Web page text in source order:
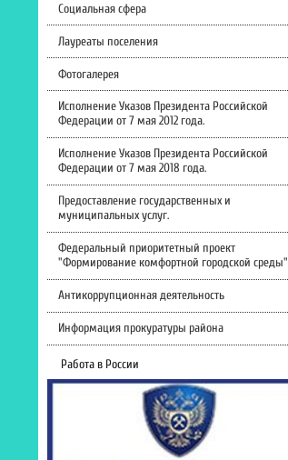
Социальная сфера
Лауреаты поселения
Фотогалерея
Исполнение Указов Президента Российской
Федерации от 7 мая 2012 года.
Исполнение Указов Президента Российской
Федерации от 7 мая 2018 года.
Предоставление государственных и
муниципальных услуг.
Федеральный приоритетный проект
"Формирование комфортной городской среды"
Антикоррупционная деятельность
Информация прокуратуры района
Работа в России